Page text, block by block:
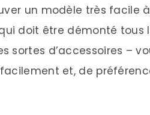
un modèle très facile
doit être démonté tous
sortes d’accessoires –
et, de